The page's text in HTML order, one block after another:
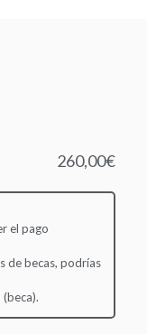
260,00€
el pago
de becas, podrías